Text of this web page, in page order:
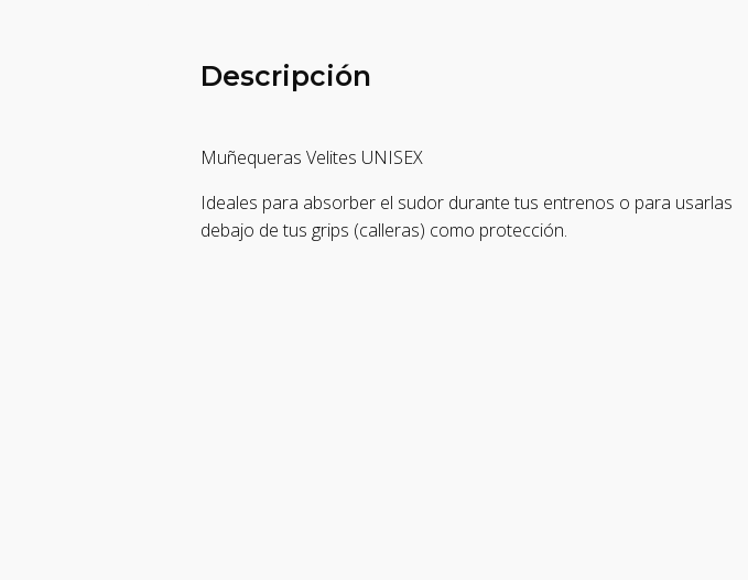
Descripción
Muñequeras Velites UNISEX
Ideales para absorber el sudor durante tus entrenos o para usarlas
debajo de tus grips (calleras) como protección.